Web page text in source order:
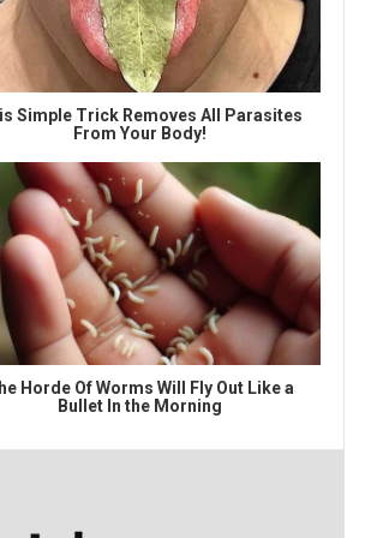
Simple Trick Removes All Parasites
From Your Body!
Horde Of Worms Will Fly Out Like a
Bullet In the Morning